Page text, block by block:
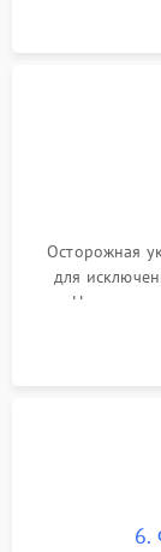
Осторожная
для
Надежное
аккуратное
6.